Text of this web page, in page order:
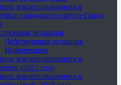
землепользования и
городского округа Город
редакция
Действующая редакция
Информация
землепользования и
(2023 год)
землепользования и